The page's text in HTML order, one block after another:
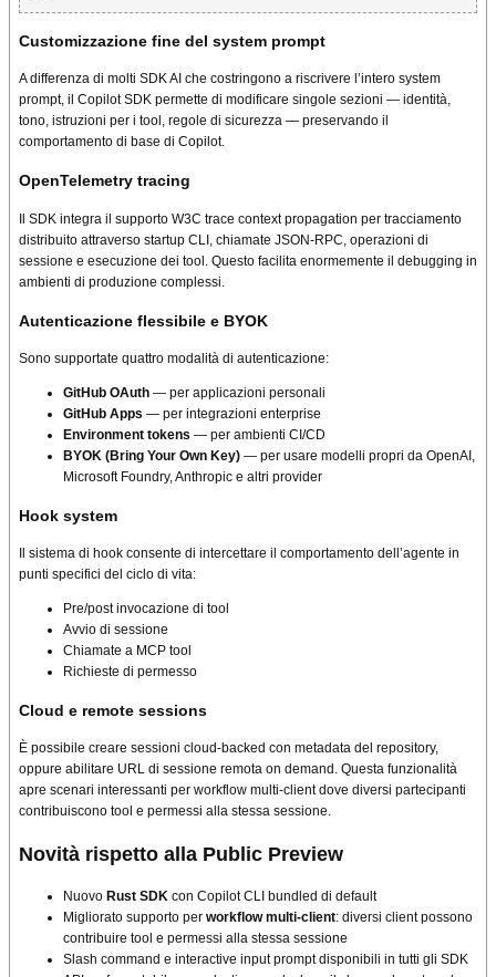
Customizzazione fine del system prompt
A differenza di molti SDK AI che costringono a riscrivere l’intero system
prompt, il Copilot SDK permette di modificare singole sezioni — identità,
tono, istruzioni per i tool, regole di sicurezza — preservando il
comportamento di base di Copilot.
OpenTelemetry tracing
Il SDK integra il supporto W3C trace context propagation per tracciamento
distribuito attraverso startup CLI, chiamate JSON-RPC, operazioni di
sessione e esecuzione dei tool. Questo facilita enormemente il debugging in
ambienti di produzione complessi.
Autenticazione flessibile e BYOK
Sono supportate quattro modalità di autenticazione:
GitHub OAuth — per applicazioni personali
GitHub Apps — per integrazioni enterprise
Environment tokens — per ambienti CI/CD
BYOK (Bring Your Own Key) — per usare modelli propri da OpenAI,
Microsoft Foundry, Anthropic e altri provider
Hook system
Il sistema di hook consente di intercettare il comportamento dell’agente in
punti specifici del ciclo di vita:
Pre/post invocazione di tool
Avvio di sessione
Chiamate a MCP tool
Richieste di permesso
Cloud e remote sessions
È possibile creare sessioni cloud-backed con metadata del repository,
oppure abilitare URL di sessione remota on demand. Questa funzionalità
apre scenari interessanti per workflow multi-client dove diversi partecipanti
contribuiscono tool e permessi alla stessa sessione.
Novità rispetto alla Public Preview
Nuovo Rust SDK con Copilot CLI bundled di default
Migliorato supporto per workflow multi-client: diversi client possono
contribuire tool e permessi alla stessa sessione
Slash command e interactive input prompt disponibili in tutti gli SDK